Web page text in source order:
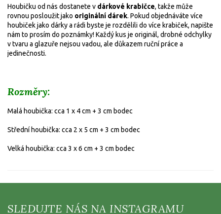
Houbičku od nás dostanete v dárkové krabičce, takže může
rovnou posloužit jako originální dárek. Pokud objednáváte více
houbiček jako dárky a rádi byste je rozdělili do více krabiček, napište
nám to prosím do poznámky!Každý kus je originál, drobné odchylky
v tvaru a glazuře nejsou vadou, ale důkazem ruční práce a
jedinečnosti.
Rozměry:
Malá houbička: cca 1 x 4 cm + 3 cm bodec
Střední houbička: cca 2 x 5 cm + 3 cm bodec
Velká houbička: cca 3 x 6 cm + 3 cm bodec